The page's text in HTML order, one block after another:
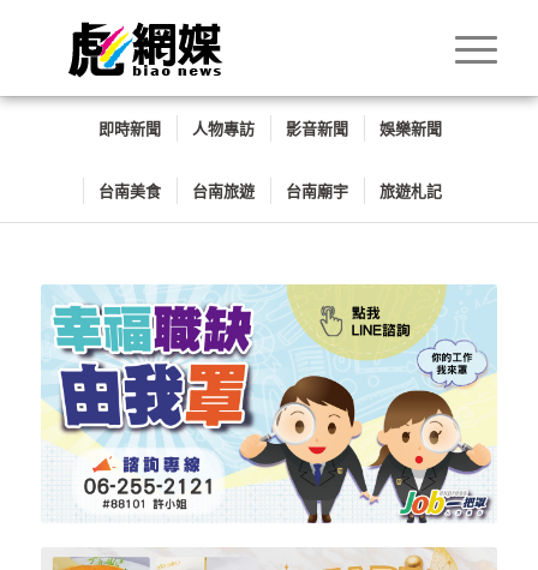
即時新聞 人物專訪 影音新聞 娛樂新聞
台南美食 台南旅遊 台南廟宇 旅遊札記